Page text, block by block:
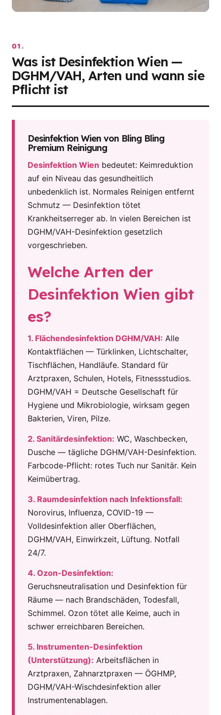
Desinfektion Wien — DGHM/VAH
klinisch —DGHM/VAH · ÖGHMP ·
Notfall 24/7 · Wien
01.
Was ist Desinfektion Wien —
DGHM/VAH, Arten und wann sie
Pflicht ist
Desinfektion Wien von Bling Bling
Premium Reinigung
Desinfektion Wien bedeutet: Keimreduktion
auf ein Niveau das gesundheitlich
unbedenklich ist. Normales Reinigen entfernt
Schmutz — Desinfektion tötet
Krankheitserreger ab. In vielen Bereichen ist
DGHM/VAH-Desinfektion gesetzlich
vorgeschrieben.
Welche Arten der
Desinfektion Wien gibt
es?
1. Flächendesinfektion DGHM/VAH: Alle
Kontaktflächen — Türklinken, Lichtschalter,
Tischflächen, Handläufe. Standard für
Arztpraxen, Schulen, Hotels, Fitnessstudios.
DGHM/VAH = Deutsche Gesellschaft für
Hygiene und Mikrobiologie, wirksam gegen
Bakterien, Viren, Pilze.
2. Sanitärdesinfektion: WC, Waschbecken,
Dusche — tägliche DGHM/VAH-Desinfektion.
Farbcode-Pflicht: rotes Tuch nur Sanitär. Kein
Keimübertrag.
3. Raumdesinfektion nach Infektionsfall:
Norovirus, Influenza, COVID-19 —
Volldesinfektion aller Oberflächen,
DGHM/VAH, Einwirkzeit, Lüftung. Notfall
24/7.
4. Ozon-Desinfektion:
Geruchsneutralisation und Desinfektion für
Räume — nach Brandschäden, Todesfall,
Schimmel. Ozon tötet alle Keime, auch in
schwer erreichbaren Bereichen.
5. Instrumenten-Desinfektion
(Unterstützung): Arbeitsflächen in
Arztpraxen, Zahnarztpraxen — ÖGHMP,
DGHM/VAH-Wischdesinfektion aller
Instrumentenablagen.